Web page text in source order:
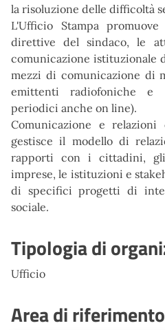
la risoluzione delle difficoltà
L'Ufficio Stampa
direttive del sindaco, le
comunicazione istituzionale
mezzi di comunicazione di
emittenti radiofoniche e
periodici anche on line).
Comunicazione e
gestisce il modello di
rapporti con i cittadini,
imprese, le istituzioni e
di specifici progetti di
sociale.
Tipologia di
Ufficio
Area di riferimento